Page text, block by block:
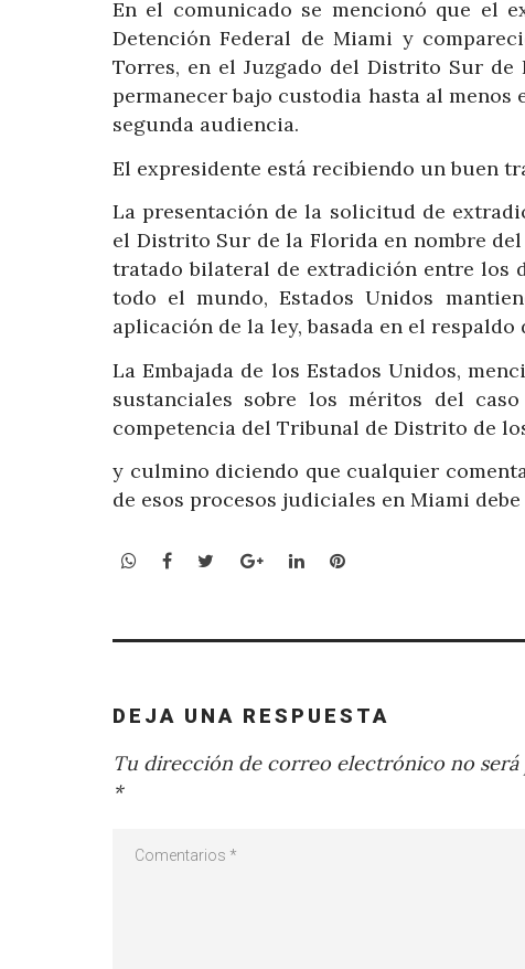
En el comunicado se mencionó que el
Detención Federal de Miami y
Torres, en el Juzgado del Distrito Sur
permanecer bajo custodia hasta al
segunda audiencia.
El expresidente está recibiendo un buen
La presentación de la solicitud de
el Distrito Sur de la Florida en nombre
tratado bilateral de extradición entre los
todo el mundo, Estados Unidos
aplicación de la ley, basada en el respaldo
La Embajada de los Estados Unidos,
sustanciales sobre los méritos del
competencia del Tribunal de Distrito de
y culmino diciendo que cualquier
de esos procesos judiciales en Miami
WhatsApp
Facebook
TwitterGoogle+LinkedInPinterest
DEJA UNA RESPUESTA
Tu dirección de correo electrónico no será
*